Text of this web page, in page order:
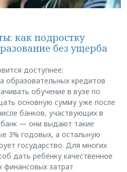
как подростку
без ущерба
доступнее:
образовательных кредитов
обучение в вузе по
основную сумму уже после
банков, участвующих в
— они выдают такие
3% годовых, а остальную
государство. Для многих
дать ребёнку качественное
финансовых затрат